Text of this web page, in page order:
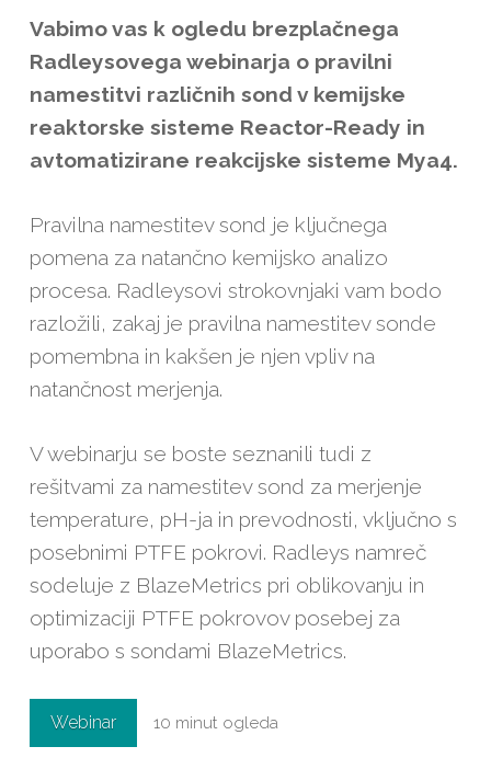
Vabimo vas k ogledu brezplačnega
Radleysovega webinarja o pravilni
namestitvi različnih sond v kemijske
reaktorske sisteme Reactor-Ready in
avtomatizirane reakcijske sisteme Mya4.
Pravilna namestitev sond je ključnega
pomena za natančno kemijsko analizo
procesa. Radleysovi strokovnjaki vam bodo
razložili, zakaj je pravilna namestitev sonde
pomembna in kakšen je njen vpliv na
natančnost merjenja.
V webinarju se boste seznanili tudi z
rešitvami za namestitev sond za merjenje
temperature, pH-ja in prevodnosti, vključno s
posebnimi PTFE pokrovi. Radleys namreč
sodeluje z BlazeMetrics pri oblikovanju in
optimizaciji PTFE pokrovov posebej za
uporabo s sondami BlazeMetrics.
Webinar 10 minut ogleda